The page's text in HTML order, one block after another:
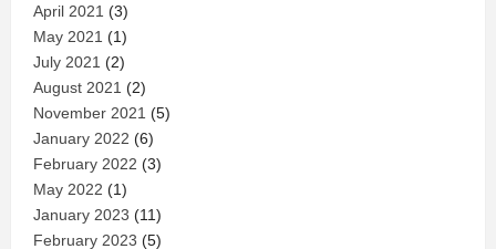
April 2021 (3)
May 2021 (1)
July 2021 (2)
August 2021 (2)
November 2021 (5)
January 2022 (6)
February 2022 (3)
May 2022 (1)
January 2023 (11)
February 2023 (5)